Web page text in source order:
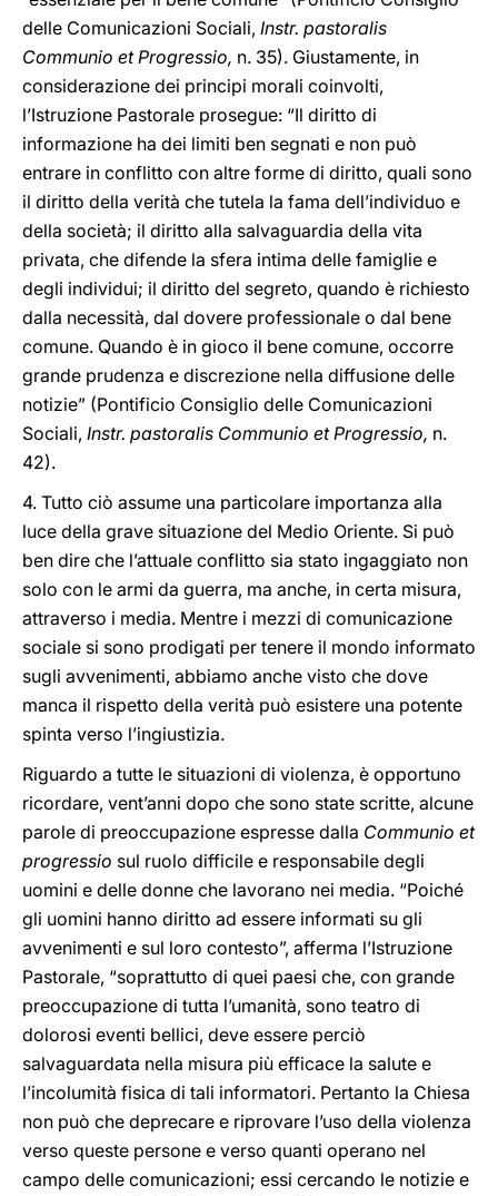
delle Comunicazioni Sociali, Instr. pastoralis
Communio et Progressio, n. 35). Giustamente, in
considerazione dei principi morali coinvolti,
l’Istruzione Pastorale prosegue: “Il diritto di
informazione ha dei limiti ben segnati e non può
entrare in conflitto con altre forme di diritto, quali sono
il diritto della verità che tutela la fama dell’individuo e
della società; il diritto alla salvaguardia della vita
privata, che difende la sfera intima delle famiglie e
degli individui; il diritto del segreto, quando è richiesto
dalla necessità, dal dovere professionale o dal bene
comune. Quando è in gioco il bene comune, occorre
grande prudenza e discrezione nella diffusione delle
notizie” (Pontificio Consiglio delle Comunicazioni
Sociali, Instr. pastoralis Communio et Progressio, n.
42).
4. Tutto ciò assume una particolare importanza alla
luce della grave situazione del Medio Oriente. Si può
ben dire che l’attuale conflitto sia stato ingaggiato non
solo con le armi da guerra, ma anche, in certa misura,
attraverso i media. Mentre i mezzi di comunicazione
sociale si sono prodigati per tenere il mondo informato
sugli avvenimenti, abbiamo anche visto che dove
manca il rispetto della verità può esistere una potente
spinta verso l’ingiustizia.
Riguardo a tutte le situazioni di violenza, è opportuno
ricordare, vent’anni dopo che sono state scritte, alcune
parole di preoccupazione espresse dalla Communio et
progressio sul ruolo difficile e responsabile degli
uomini e delle donne che lavorano nei media. “Poiché
gli uomini hanno diritto ad essere informati su gli
avvenimenti e sul loro contesto”, afferma l’Istruzione
Pastorale, “soprattutto di quei paesi che, con grande
preoccupazione di tutta l’umanità, sono teatro di
dolorosi eventi bellici, deve essere perciò
salvaguardata nella misura più efficace la salute e
l’incolumità fisica di tali informatori. Pertanto la Chiesa
non può che deprecare e riprovare l’uso della violenza
verso queste persone e verso quanti operano nel
campo delle comunicazioni; essi cercando le notizie e